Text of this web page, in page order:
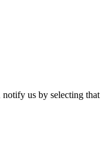
us by selecting that